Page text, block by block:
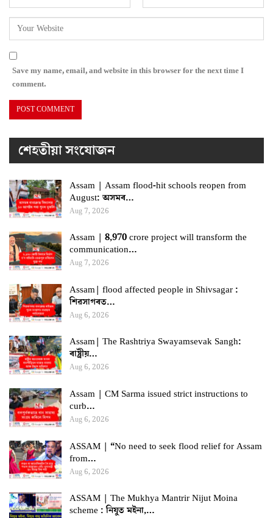
Save my name, email, and website in this browser for the next time I
comment.
শেহতীয়া সংযোজন
Assam | Assam flood-hit schools reopen from
August: অসমৰ…
Aug 7, 2026
Assam | 8,970 crore project will transform the
communication…
Aug 7, 2026
Assam| flood affected people in Shivsagar :
শিৱসাগৰত…
Aug 6, 2026
Assam| The Rashtriya Swayamsevak Sangh:
ৰাষ্ট্ৰীয়…
Aug 6, 2026
Assam | CM Sarma issued strict instructions to
curb…
Aug 6, 2026
ASSAM | “No need to seek flood relief for Assam
from…
Aug 6, 2026
ASSAM | The Mukhya Mantrir Nijut Moina
scheme : নিযুত মইনা,…